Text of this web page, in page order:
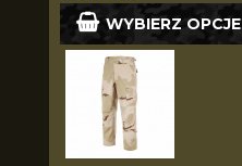
WYBIERZ OPCJE